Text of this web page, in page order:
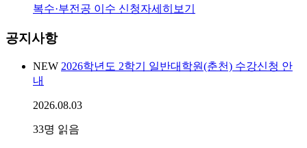
복수·부전공 이수 신청자세히보기
공지사항
NEW 2026학년도 2학기 일반대학원(춘천) 수강신청 안
내
2026.08.03
33명 읽음